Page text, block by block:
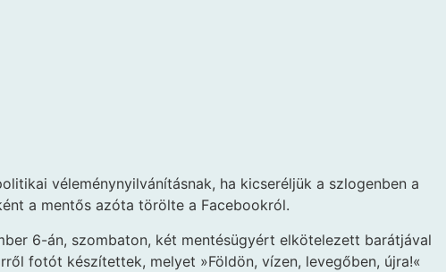
véleménynyilvánításnak, ha kicseréljük a szlogenben a
a mentős azóta törölte a Facebookról.
6-án, szombaton, két mentésügyért elkötelezett barátjával
fotót készítettek, melyet »Földön, vízen, levegőben, újra!«